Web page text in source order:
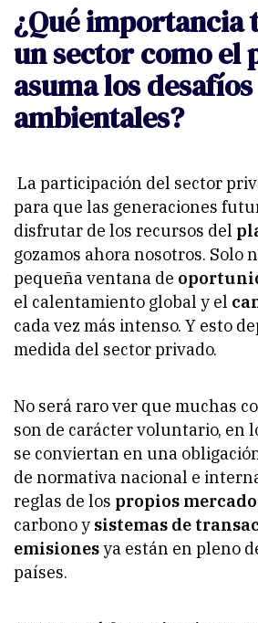
¿Qué importancia
un sector como el
asuma los desafíos
ambientales?
La participación del sector
para que las generaciones
disfrutar de los recursos del
gozamos ahora nosotros. Solo
pequeña ventana de
el calentamiento global y el
cada vez más intenso. Y esto
medida del sector privado.
No será raro ver que muchas
son de carácter voluntario, en
se conviertan en una
de normativa nacional e
reglas de los propios
carbono y sistemas de
emisionesya están en pleno
países.